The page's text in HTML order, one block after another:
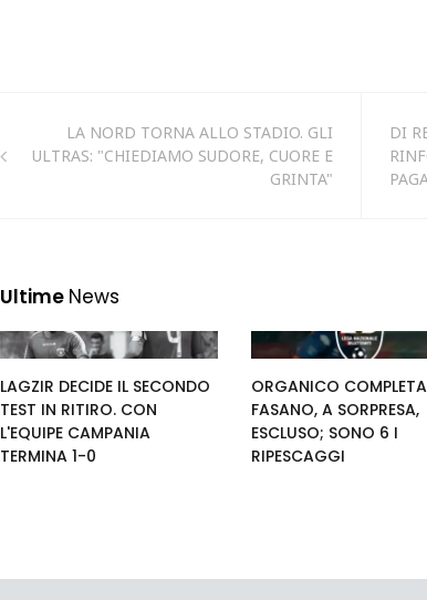
LA NORD TORNA ALLO STADIO. GLI
ULTRAS: "CHIEDIAMO SUDORE, CUORE E
GRINTA"
DI
Ultime News
LAGZIR DECIDE IL SECONDO
TEST IN RITIRO. CON
L'EQUIPE CAMPANIA
TERMINA 1-0
ORGANICO
FASANO, A SORPRESA,
ESCLUSO; SONO 6 I
RIPESCAGGI